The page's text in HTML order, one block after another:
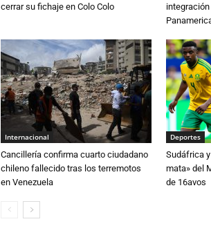
cerrar su fichaje en Colo Colo
Internacional
Cancillería confirma cuarto ciudadano
chileno fallecido tras los terremotos
en Venezuela
Deportes
Sudáfrica
mata» del
de 16avos